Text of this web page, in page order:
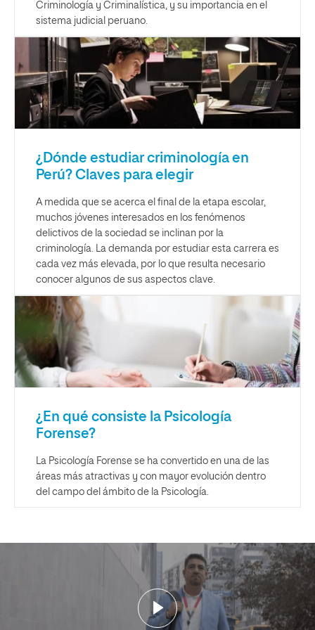
Criminología y Criminalística, y su importancia en el
sistema judicial peruano.
¿Dónde estudiar criminología en
Perú? Claves para elegir
A medida que se acerca el final de la etapa escolar,
muchos jóvenes interesados en los fenómenos
delictivos de la sociedad se inclinan por la
criminología. La demanda por estudiar esta carrera es
cada vez más elevada, por lo que resulta necesario
conocer algunos de sus aspectos clave.
¿En qué consiste la Psicología
Forense?
La Psicología Forense se ha convertido en una de las
áreas más atractivas y con mayor evolución dentro
del campo del ámbito de la Psicología.